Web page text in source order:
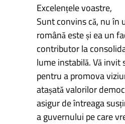
Excelențele voastre,
Sunt convins că, nu
română este și ea un
contributor la
lume instabilă. Vă invit
pentru a promova
atașată valorilor
asigur de întreaga
a guvernului pe care